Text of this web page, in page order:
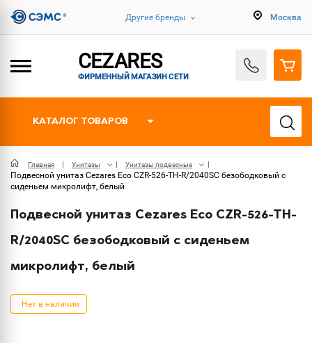
Другие бренды Москва
CEZARES
ФИРМЕННЫЙ МАГАЗИН СЕТИ
КАТАЛОГ ТОВАРОВ
Главная Унитазы Унитазы подвесные
Подвесной унитаз Cezares Eco CZR-526-TH-R/2040SC безободковый с
сиденьем микролифт, белый
Подвесной унитаз Cezares Eco CZR-526-TH-
R/2040SC безободковый с сиденьем
микролифт, белый
Нет в наличии